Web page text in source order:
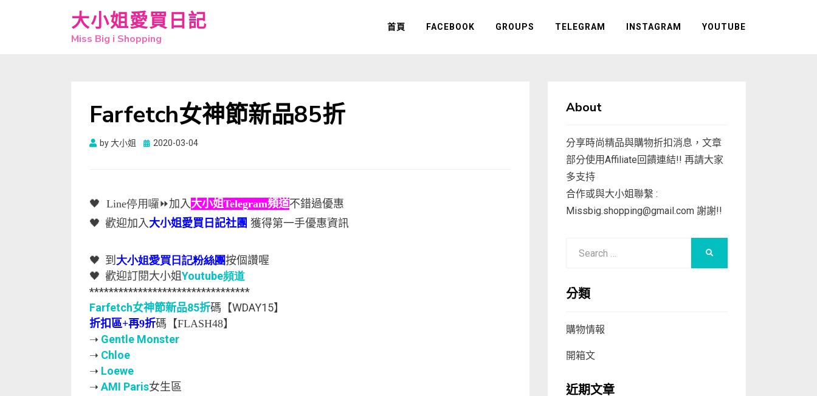
大小姐愛買日記
Miss Big i Shopping
首頁 FACEBOOK GROUPS TELEGRAM INSTAGRAM YOUTUBE
Farfetch女神節新品85折
by大小姐
Posted
2020-03-04
🖤 Line停用囉⏩加入大小姐Telegram頻道不錯過優惠
🖤 歡迎加入大小姐愛買日記社團 獲得第一手優惠資訊
🖤 到 大小姐愛買日記粉絲團按個讚喔
🖤 歡迎訂閱大小姐Youtube頻道
*********************************
Farfetch女神節新品85折碼【WDAY15】
折扣區+再9折碼【FLASH48】
➝ Gentle Monster
➝ Chloe
➝ Loewe
➝ AMI Paris女生區
About
分享時尚精品與購物折扣消息，文章
部分使用Affiliate回饋連結!! 再請大家
多支持
合作或與大小姐聯繫 :
Missbig.shopping@gmail.com謝謝!!
分類
購物情報
開箱文
近期文章